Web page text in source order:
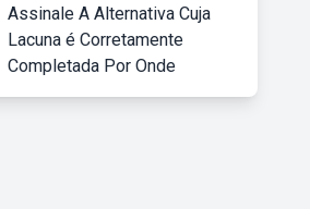
Assinale A Alternativa Cuja
Lacuna é Corretamente
Completada Por Onde